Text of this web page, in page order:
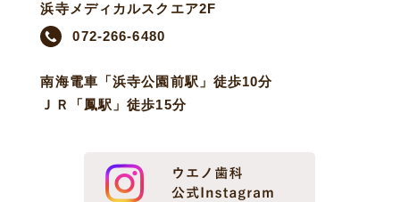
浜寺メディカルスクエア2F
072-266-6480
南海電車「浜寺公園前駅」徒歩10分
ＪＲ「鳳駅」徒歩15分